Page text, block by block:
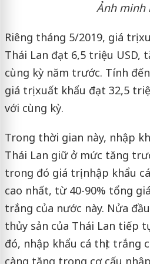
Ảnh minh
Riêng tháng 5/2019, giá trị
Thái Lan đạt 6,5 triệu USD,
cùng kỳ năm trước. Tính
giá trị xuất khẩu đạt 32,5
với cùng kỳ.
Trong thời gian này, nhập
Thái Lan giữ ở mức tăng
trong đó giá trị nhập khẩu
cao nhất, từ 40-90% tổng
trắng của nước này. Nửa
thủy sản của Thái Lan tiếp
đó, nhập khẩu cá thịt trắng
càng tăng trong cơ cấu